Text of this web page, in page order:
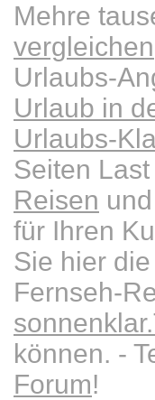
Mehre
vergleichen
Urlaubs-
Urlaub in
Urlaubs-
Seiten
Reisen
für Ihren
Sie hier
Fernseh-
können. -
Forum!